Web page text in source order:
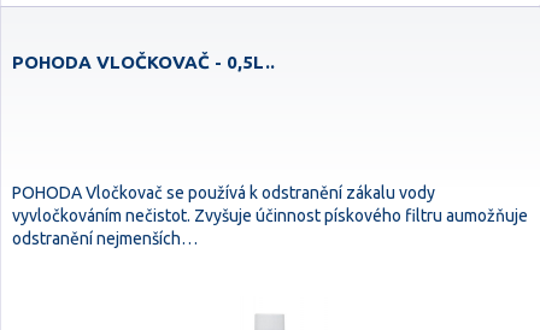
POHODA VLOČKOVAČ - 0,5L..
POHODA Vločkovač se používá k odstranění zákalu vody
vyvločkováním nečistot. Zvyšuje účinnost pískového filtru aumožňuje
odstranění nejmenších…